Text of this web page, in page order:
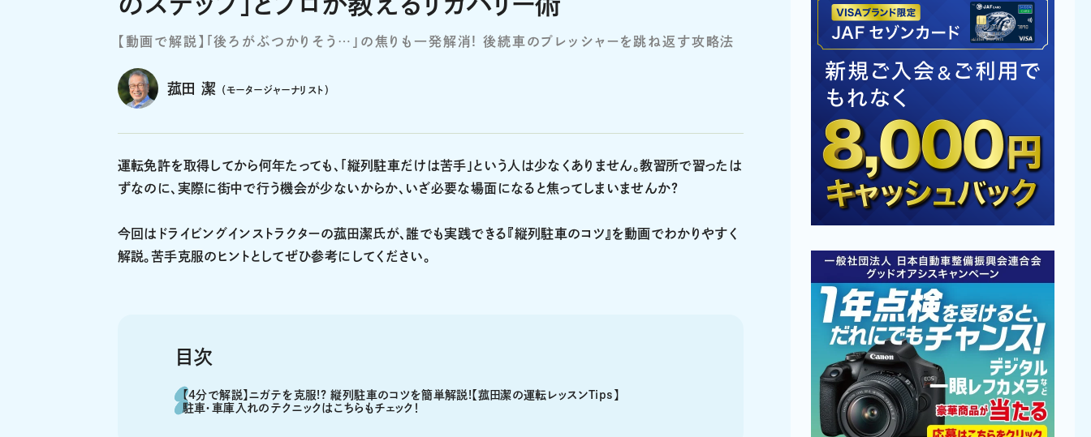
【動画で解説】「後ろがぶつかりそう…」の焦りも一発解消! 後続車のプレッシャーを跳ね返す攻略法
菰田 潔 （モータージャーナリスト）
運転免許を取得してから何年たっても、「縦列駐車だけは苦手」という人は少なくありません。教習所で習ったは
ずなのに、実際に街中で行う機会が少ないからか、いざ必要な場面になると焦ってしまいませんか？
今回はドライビングインストラクターの菰田潔氏が、誰でも実践できる『縦列駐車のコツ』を動画でわかりやすく
解説。苦手克服のヒントとしてぜひ参考にしてください。
目次
【4分で解説】ニガテを克服!? 縦列駐車のコツを簡単解説!【菰田潔の運転レッスンTips】
駐車・車庫入れのテクニックはこちらもチェック！